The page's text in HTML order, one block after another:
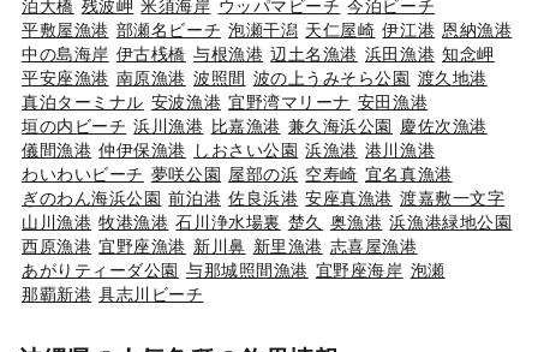
泊大橋 残波岬 米須海岸 ウッパマビーチ 今泊ビーチ
平敷屋漁港 部瀬名ビーチ 泡瀬干潟 天仁屋崎 伊江港 恩納漁港
中の島海岸 伊古桟橋 与根漁港 辺土名漁港 浜田漁港 知念岬
平安座漁港 南原漁港 波照間 波の上うみそら公園 渡久地港
真泊ターミナル 安波漁港 宜野湾マリーナ 安田漁港
垣の内ビーチ 浜川漁港 比嘉漁港 兼久海浜公園 慶佐次漁港
儀間漁港 仲伊保漁港 しおさい公園 浜漁港 港川漁港
わいわいビーチ 夢咲公園 屋部の浜 空寿崎 宜名真漁港
ぎのわん海浜公園 前泊港 佐良浜港 安座真漁港 渡嘉敷一文字
山川漁港 牧港漁港 石川浄水場裏 楚久 奥漁港 浜漁港緑地公園
西原漁港 宜野座漁港 新川鼻 新里漁港 志喜屋漁港
あがりティーダ公園 与那城照間漁港 宜野座海岸 泡瀬
那覇新港 具志川ビーチ